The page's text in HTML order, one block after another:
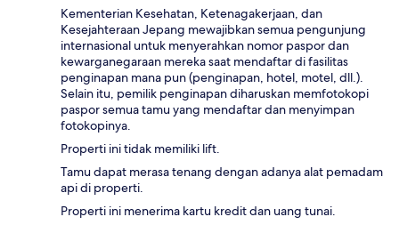
Kementerian Kesehatan, Ketenagakerjaan, dan
Kesejahteraan Jepang mewajibkan semua pengunjung
internasional untuk menyerahkan nomor paspor dan
kewarganegaraan mereka saat mendaftar di fasilitas
penginapan mana pun (penginapan, hotel, motel, dll.).
Selain itu, pemilik penginapan diharuskan memfotokopi
paspor semua tamu yang mendaftar dan menyimpan
fotokopinya.
Properti ini tidak memiliki lift.
Tamu dapat merasa tenang dengan adanya alat pemadam
api di properti.
Properti ini menerima kartu kredit dan uang tunai.